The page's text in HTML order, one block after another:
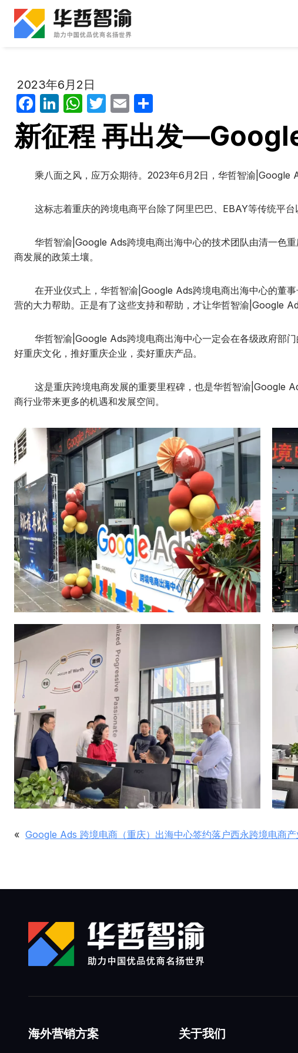
2023年6月2日
F
a
c
b
o
k
Li
n
k
dI
W
h
at
A
p
T
w
itt
E
m
ail
享
新征程 再出发
乘八面之风，应万众期待。2023年6月2日，华哲智渝|Google
这标志着重庆的跨境电商平台除了阿里巴巴、EBAY等传统平台
华哲智渝|Google Ads跨境电商出海中心的技术团队由清一色重
商发展的政策土壤。
在开业仪式上，华哲智渝|Google Ads跨境电商出海中心的董事
营的大力帮助。正是有了这些支持和帮助，才让华哲智渝|Google
华哲智渝|Google Ads跨境电商出海中心一定会在各级政府部门
好重庆文化，推好重庆企业，卖好重庆产品。
这是重庆跨境电商发展的重要里程碑，也是华哲智渝|Google
商行业带来更多的机遇和发展空间。
« Google Ads 跨境电商（重庆）出海中心签约落户西永跨境电商产
海外营销方案 关于我们